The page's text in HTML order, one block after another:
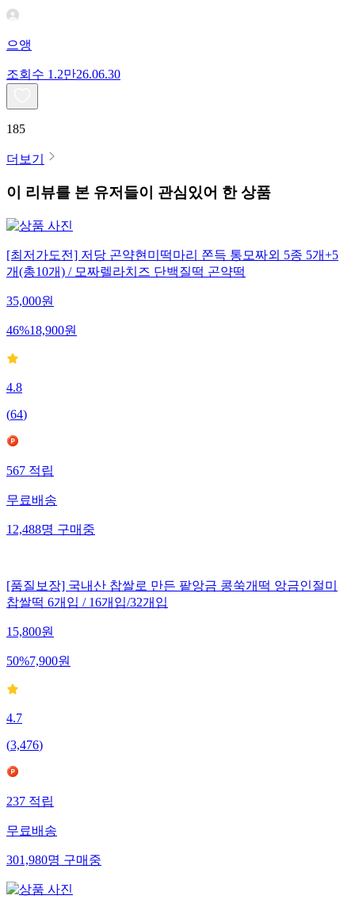
으앵
조회수 1.2만26.06.30
185
더보기
이 리뷰를 본 유저들이 관심있어 한 상품
[최저가도전] 저당 곤약현미떡마리 쫀득 통모짜외 5종 5개+5
개(총10개) / 모짜렐라치즈 단백질떡 곤약떡
35,000원
46%18,900원
4.8
(64)
567 적립
무료배송
12,488명 구매중
[품질보장] 국내산 찹쌀로 만든 팥앙금 콩쑥개떡 앙금인절미
찹쌀떡 6개입 / 16개입/32개입
15,800원
50%7,900원
4.7
(3,476)
237적립
무료배송
301,980명구매중